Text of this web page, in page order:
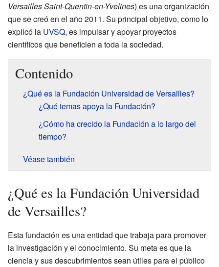
Versailles Saint-Quentin-en-Yvelines) es una organización
que se creó en el año 2011. Su principal objetivo, como lo
explicó la UVSQ, es impulsar y apoyar proyectos
científicos que beneficien a toda la sociedad.
Contenido
¿Qué es la Fundación Universidad de Versailles?
¿Qué temas apoya la Fundación?
¿Cómo ha crecido la Fundación a lo largo del
tiempo?
Véase también
¿Qué es la Fundación Universidad
de Versailles?
Esta fundación es una entidad que trabaja para promover
la investigación y el conocimiento. Su meta es que la
ciencia y sus descubrimientos sean útiles para el público